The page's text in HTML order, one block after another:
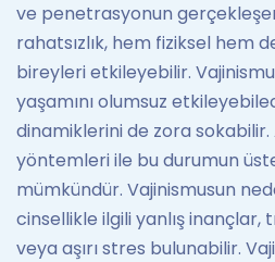
ve penetrasyonun
rahatsızlık, hem fiziksel hem
bireyleri etkileyebilir.
yaşamını olumsuz
dinamiklerini de zora
yöntemleri ile bu durumun
mümkündür. Vajinismusun
cinsellikle ilgili yanlış
veya aşırı stres bulunabilir.